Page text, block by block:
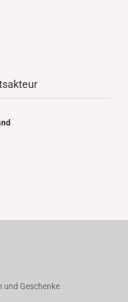
und Geschenke